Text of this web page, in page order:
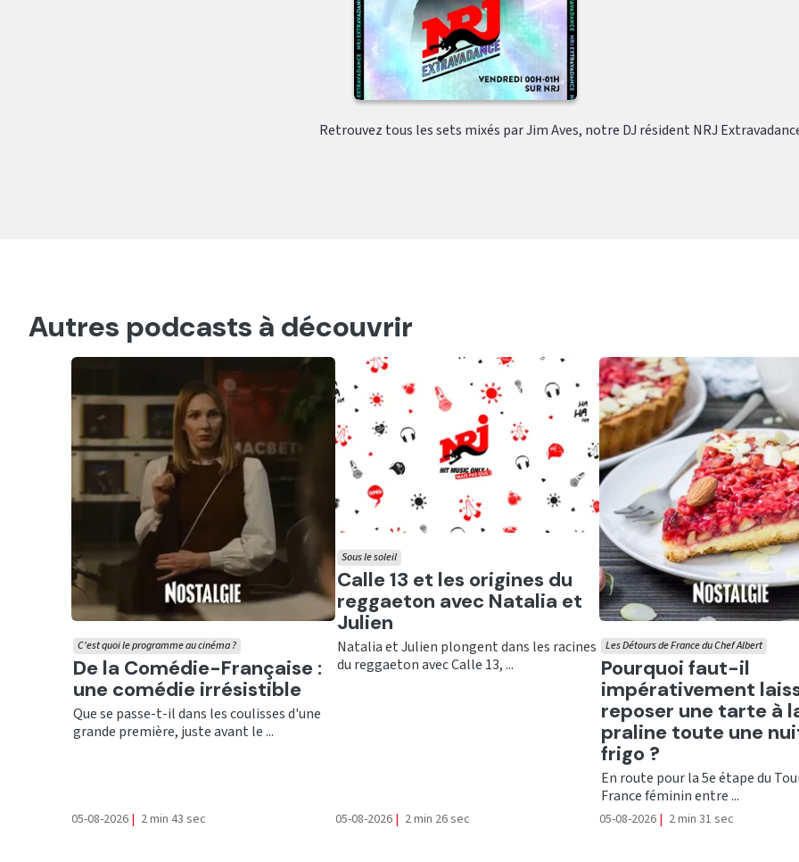
Retrouvez tous les sets mixés par Jim Aves, notre DJ résident NRJ
Autres podcasts à découvrir
Ecouter
De la Comédie-Française :
une comédie irrésistible
C'est quoi le programme au cinéma ?
Que se passe-t-il dans les coulisses d'une
grande première, juste avant le ...
05-08-2026 | 2 min 43 sec
Ecouter
Calle 13 et les origines du
reggaeton avec Natalia et
Julien
Sous le soleil
Natalia et Julien plongent dans les racines
du reggaeton avec Calle 13, ...
05-08-2026 | 2 min 26 sec
Ecouter
Pourquoi faut-il
impérativement
reposer une tarte à
praline toute une
frigo ?
Les Détours de France du Chef Albert
En route pour la 5e étape du
France féminin entre ...
05-08-2026 | 2 min 31 sec